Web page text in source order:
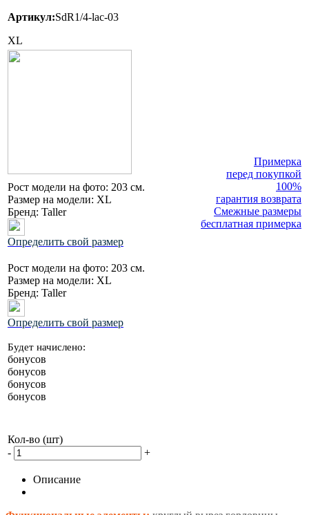
Артикул:SdR1/4-lac-03
XL
Рост модели на фото: 203 см.
Размер на модели: XL
Бренд: Taller
Определить свой размер
Рост модели на фото: 203 см.
Размер на модели: XL
Бренд: Taller
Определить свой размер
Примерка
перед покупкой
100%
гарантия возврата
Смежные размеры
бесплатная примерка
Будет начислено:
бонусов
бонусов
бонусов
бонусов
Кол-во (шт)
-
+
Описание